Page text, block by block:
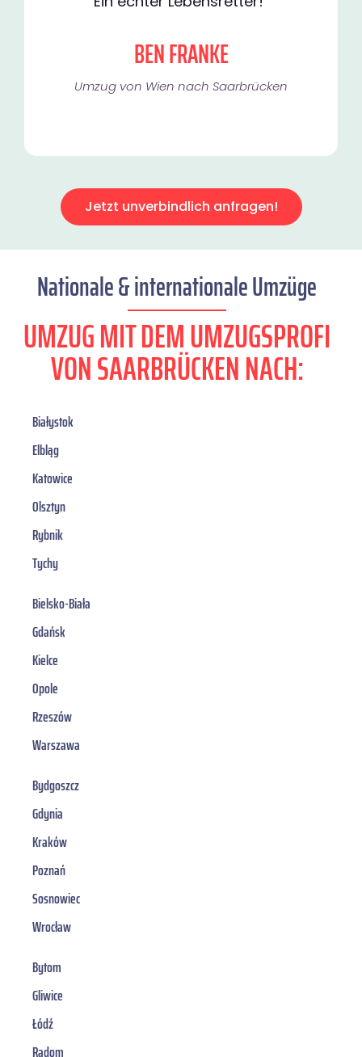
BEN FRANKE
Umzug von Wien nach Saarbrücken
Jetzt unverbindlich anfragen!
Nationale & internationale Umzüge
UMZUG MIT DEM UMZUGSPROFI
VON SAARBRÜCKEN NACH:
Białystok
Elbląg
Katowice
Olsztyn
Rybnik
Tychy
Bielsko-Biała
Gdańsk
Kielce
Opole
Rzeszów
Warszawa
Bydgoszcz
Gdynia
Kraków
Poznań
Sosnowiec
Wrocław
Bytom
Gliwice
Łódź